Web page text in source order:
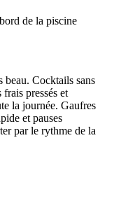
de la piscine
beau. Cocktails sans
pressés et
la journée. Gaufres
et pauses
par le rythme de la